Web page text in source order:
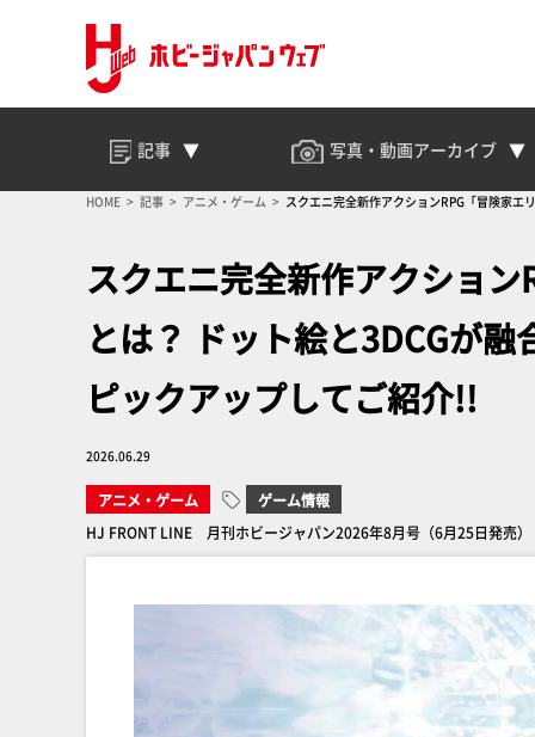
記事 写真・動画アーカイブ
HOME 記事 アニメ・ゲーム スクエニ完全新作アクションRPG「冒険家エ
スクエニ完全新作アクショ
とは？ ドット絵と3DCGが
ピックアップしてご紹介!!
2026.06.29
アニメ・ゲーム
ゲーム情報
HJ FRONT LINE 月刊ホビージャパン2026年8月号（6月25日発売）